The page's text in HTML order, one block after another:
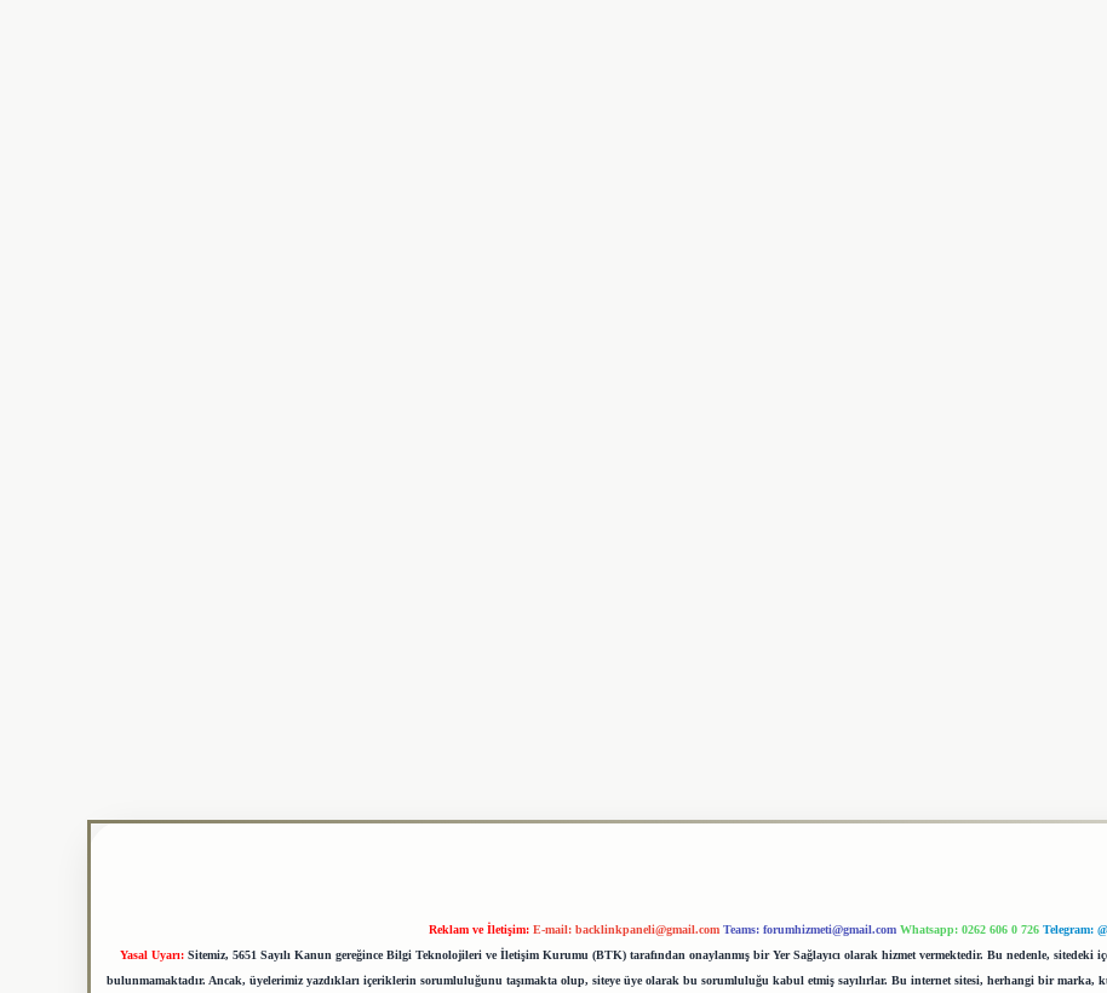
Reklam ve İletişim: E-mail: backlinkpaneli@gmail.com Teams: forumhizmeti@gmail.com Whatsapp: 0262 606 0 726 Telegram:
Yasal Uyarı: Sitemiz, 5651 Sayılı Kanun gereğince Bilgi Teknolojileri ve İletişim Kurumu (BTK) tarafından onaylanmış bir Yer Sağlayıcı olarak hizmet vermektedir. Bu nedenle,
bulunmamaktadır. Ancak, üyelerimiz yazdıkları içeriklerin sorumluluğunu taşımakta olup, siteye üye olarak bu sorumluluğu kabul etmiş sayılırlar. Bu internet sitesi, herhangi bir marka,